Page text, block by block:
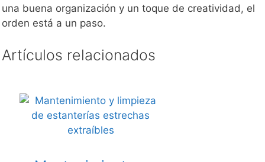
una buena organización y un toque de creatividad, el
orden está a un paso.
Artículos relacionados